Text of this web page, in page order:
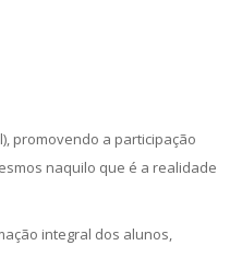
promovendo a participação
naquilo que é a realidade
integral dos alunos,